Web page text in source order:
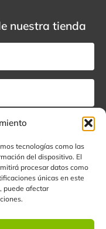
tecnologías como las
del dispositivo. El
procesar datos como
únicas en este
puede afectar
nuestra tienda
de suscribirme a la